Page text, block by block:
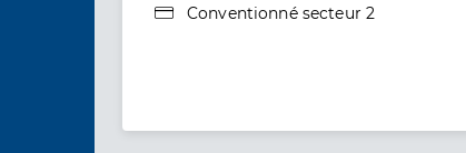
Type de convention
Conventionné secteur 2